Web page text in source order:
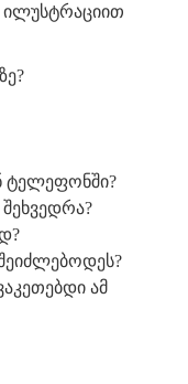
ილუსტრაციით
ტელეფონში?
შეხვედრა?
ამ